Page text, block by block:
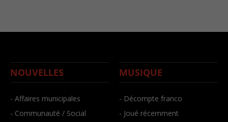
NOUVELLES
- Affaires municipales
- Communauté / Social
MUSIQUE
- Décompte franco
- Joué récemment